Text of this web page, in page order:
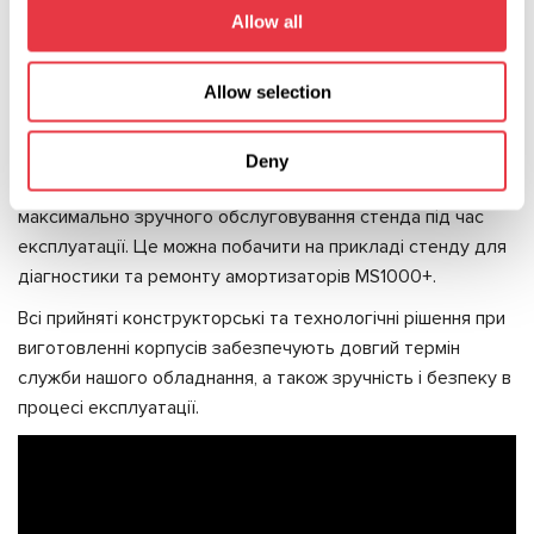
Allow all
Allow selection
Deny
Розміри корпусів і розташування всіх елементів на
корпусах відповідають ергономічним вимогам, що
забезпечує комфортну роботу з нашим обладнанням.
Компонуючи елементи корпусів, ми приділяємо велику
увагу сервісним прорізам, вікнам і дверям для
максимально зручного обслуговування стенда під час
експлуатації. Це можна побачити на прикладі стенду для
діагностики та ремонту амортизаторів MS1000+.
Всі прийняті конструкторські та технологічні рішення при
виготовленні корпусів забезпечують довгий термін
служби нашого обладнання, а також зручність і безпеку в
процесі експлуатації.